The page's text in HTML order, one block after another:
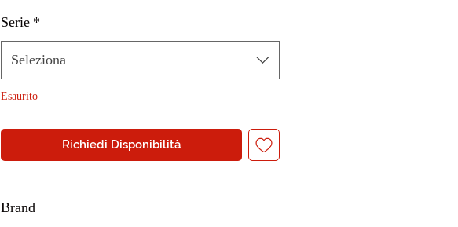
Serie *
Seleziona
Esaurito
Richiedi Disponibilità
Brand